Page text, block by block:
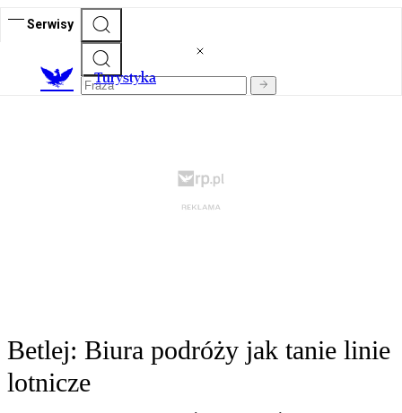
Serwisy
Turystyka
Betlej: Biura podróży jak tanie linie
lotnicze